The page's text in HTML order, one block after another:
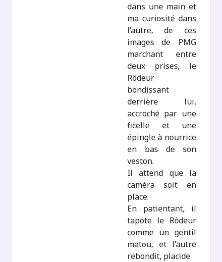
dans une main et
ma curiosité dans
l’autre, de ces
images de PMG
marchant entre
deux prises, le
Rôdeur
bondissant
derrière lui,
accroché par une
ficelle et une
épingle à nourrice
en bas de son
veston.
Il attend que la
caméra soit en
place.
En patientant, il
tapote le Rôdeur
comme un gentil
matou, et l’autre
rebondit, placide.